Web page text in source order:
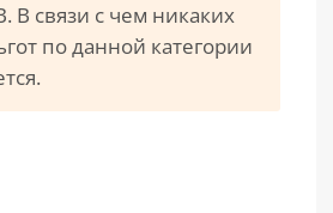
В связи с чем никаких
по данной категории